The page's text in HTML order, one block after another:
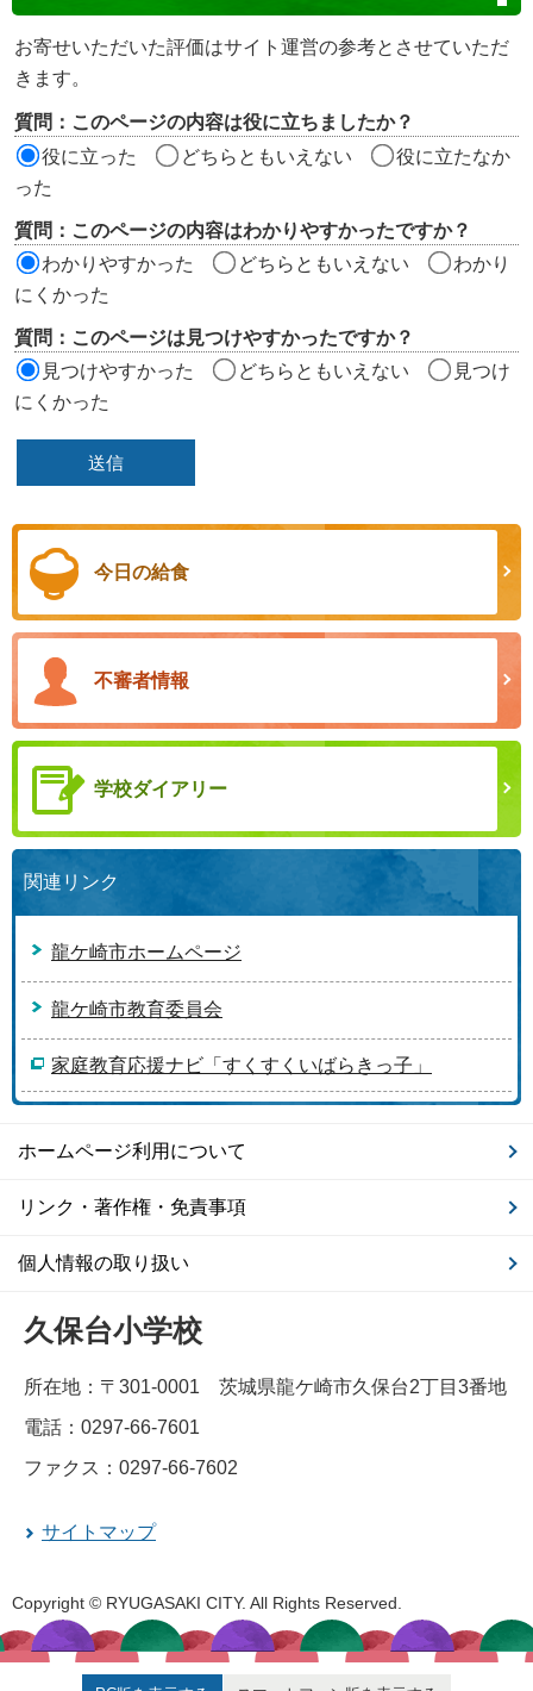
ン
ツ
評
価
ア
お寄せいただいた評価はサイト運営の参考とさせていただ
きます。
質問：このページの内容は役に立ちましたか？
役に立った
どちらともいえない
役に立たなか
った
質問：このページの内容はわかりやすかったですか？
わかりやすかった
どちらともいえない
わかり
にくかった
質問：このページは見つけやすかったですか？
見つけやすかった
どちらともいえない
見つけ
にくかった
今日の給食
不審者情報
学校ダイアリー
関連リンク
龍ケ崎市ホームページ
龍ケ崎市教育委員会
家庭教育応援ナビ「すくすくいばらきっ子」
ホームページ利用について
リンク・著作権・免責事項
個人情報の取り扱い
久保台小学校
所在地：〒301-0001 茨城県龍ケ崎市久保台2丁目3番地
電話：0297-66-7601
ファクス：0297-66-7602
サイトマップ
Copyright © RYUGASAKI CITY. All Rights Reserved.